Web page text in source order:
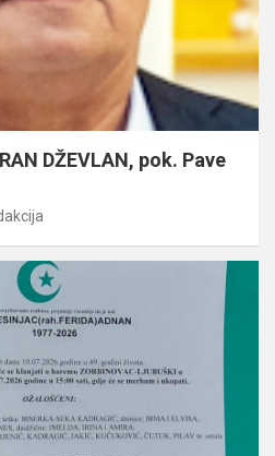
DŽEVLAN, pok. Pave